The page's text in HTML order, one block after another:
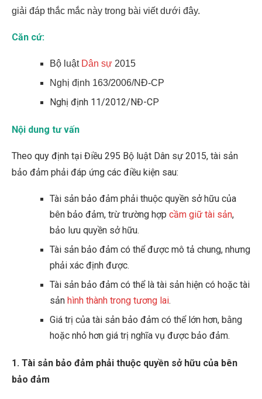
giải đáp thắc mắc này trong bài viết dưới đây.
Căn cứ:
Bộ luật Dân sự 2015
Nghị định 163/2006/NĐ-CP
Nghị định 11/2012/NĐ-CP
Nội dung tư vấn
Theo quy định tại Điều 295 Bộ luật Dân sự 2015, tài sản
bảo đảm phải đáp ứng các điều kiện sau:
Tài sản bảo đảm phải thuộc quyền sở hữu của
bên bảo đảm, trừ trường hợp cầm giữ tài sản,
bảo lưu quyền sở hữu.
Tài sản bảo đảm có thể được mô tả chung, nhưng
phải xác định được.
Tài sản bảo đảm có thể là tài sản hiện có hoặc tài
sản hình thành trong tương lai.
Giá trị của tài sản bảo đảm có thể lớn hơn, bằng
hoặc nhỏ hơn giá trị nghĩa vụ được bảo đảm.
1. Tài sản bảo đảm phải thuộc quyền sở hữu của bên
bảo đảm